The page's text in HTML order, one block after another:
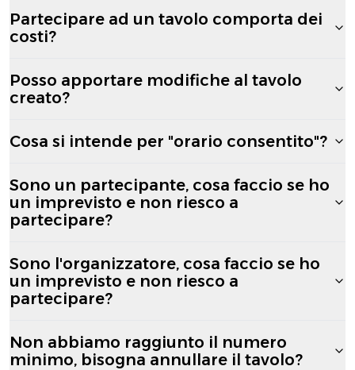
Partecipare ad un tavolo comporta dei
costi?
Posso apportare modifiche al tavolo
creato?
Cosa si intende per "orario consentito"?
Sono un partecipante, cosa faccio se ho
un imprevisto e non riesco a
partecipare?
Sono l'organizzatore, cosa faccio se ho
un imprevisto e non riesco a
partecipare?
Non abbiamo raggiunto il numero
minimo, bisogna annullare il tavolo?